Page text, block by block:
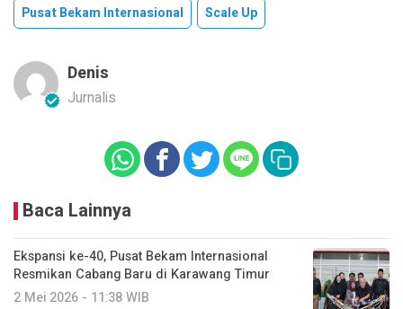
Pusat Bekam Internasional
Scale Up
Denis
Jurnalis
Baca Lainnya
Ekspansi ke-40, Pusat Bekam Internasional
Resmikan Cabang Baru di Karawang Timur
2 Mei 2026 - 11:38 WIB